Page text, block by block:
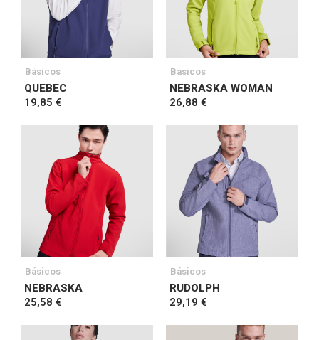
Básicos
QUEBEC
19,85 €
Básicos
NEBRASKA WOMAN
26,88 €
Básicos
NEBRASKA
25,58 €
Básicos
RUDOLPH
29,19 €